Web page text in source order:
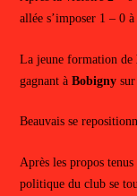
allée s’imposer 1 – 0 à
La jeune formation de
gagnant à Bobignysur
Beauvais se
Après les propos
politique du club se